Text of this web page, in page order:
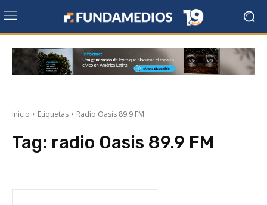
Inicio Etiquetas Radio Oasis 89.9 FM
Tag: radio Oasis 89.9 FM